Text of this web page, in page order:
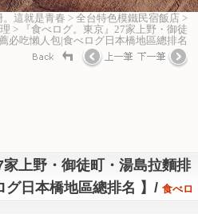
這就是青春 > 全台特色模鐵民宿飯店 >
> 『食べログ。東京』27家上野・御徒
必吃懶人包|食べログ日本橋地區總排名
家上野・御徒町・湯島拉麵排
グ日本橋地區總排名 】/ 食べロ